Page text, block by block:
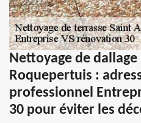
Nettoyage de
Roquepertuis :
professionnel
30 pour éviter les